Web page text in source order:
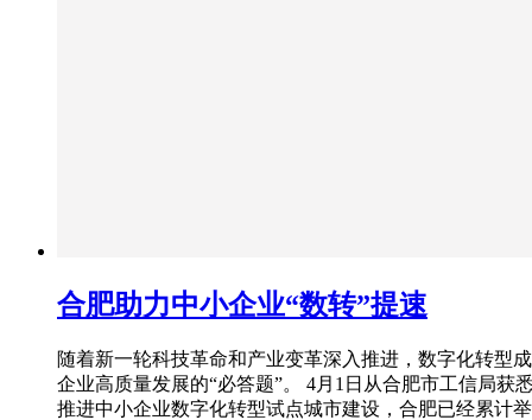
合肥助力中小企业“数转”提速
随着新一轮科技革命和产业变革深入推进，数字化转型
企业高质量发展的“必答题”。 4月1日从合肥市工信局获
推进中小企业数字化转型试点城市建设，合肥已经累计